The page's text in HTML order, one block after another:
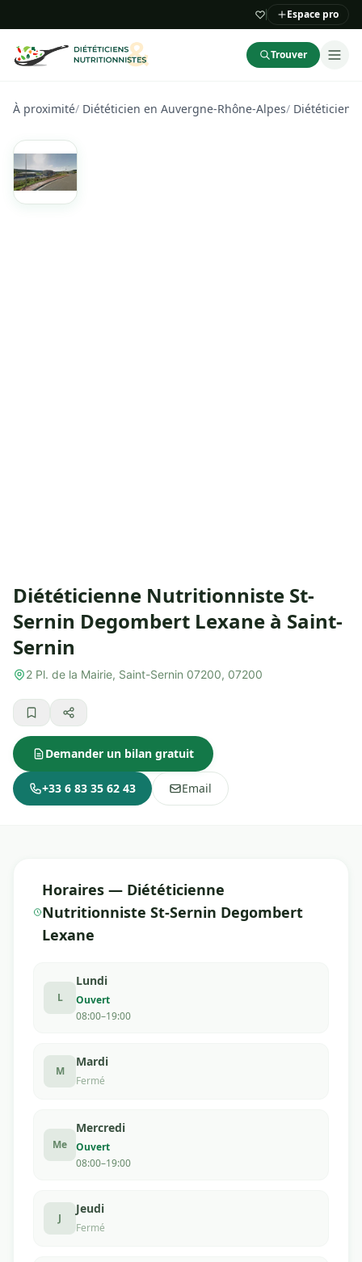
Espace pro
Trouver
À proximité/ Diététicien en Auvergne-Rhône-Alpes/ Diététicien
Diététicienne Nutritionniste St-
Sernin Degombert Lexane à Saint-
Sernin
2 Pl. de la Mairie, Saint-Sernin 07200, 07200
Demander un bilan gratuit
+33 6 83 35 62 43 Email
Horaires — Diététicienne
Nutritionniste St-Sernin Degombert
Lexane
L
Lundi
Ouvert
08:00–19:00
M
Mardi
Fermé
Me
Mercredi
Ouvert
08:00–19:00
J
Jeudi
Fermé